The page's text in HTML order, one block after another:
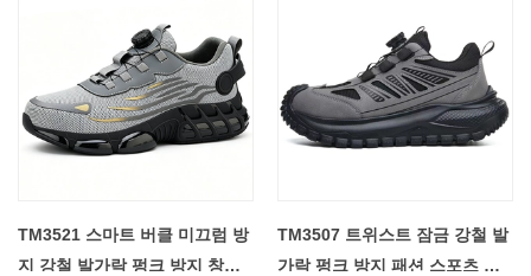
4. 표준: CE EN ISO 20345 S3
SRC 또는 기타
5. 기능: 미끄러짐/기름/휘발유/화
학물질/충격/빵꾸 저항하는, 방수,
충격 흡수.
6. 사용법: 작업장, 창고, 물류, 기
본 작업장, 건설 등
8. 주문 리드 타임: 보증금을 받은
후 45일
S1-P SRC 또는 기타
5. 기능: 슬립/오일/산/충격/펑크 방
지, 정전기 방지, 충격 흡수.
6. 사용법: 작업장, 창고, 일반 작
업, 실내 작업 등
45일
TM3521 스마트 버클 미끄럼 방
지 강철 발가락 펑크 방지 창고
TM3507 트위스트 잠금 강철 발
가락 펑크 방지 패션 스포츠 안